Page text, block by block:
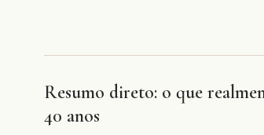
Resumo direto: o que
40 anos